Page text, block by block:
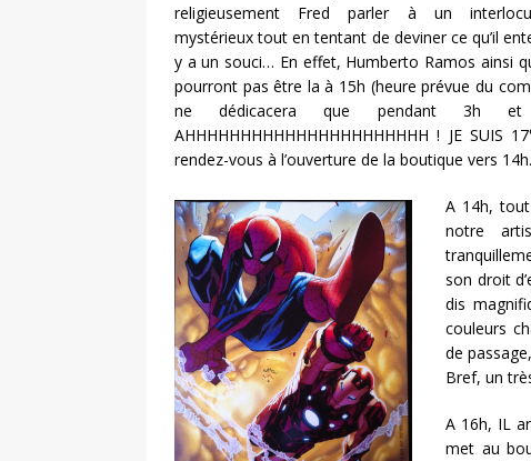
religieusement Fred parler à un
mystérieux tout en tentant de deviner ce qu’il
y a un souci… En effet, Humberto Ramos ainsi
pourront pas être la à 15h (heure prévue du
ne dédicacera que pendant 3h
AHHHHHHHHHHHHHHHHHHHHHH ! JE SUIS
rendez-vous à l’ouverture de la boutique vers
A 14h,
notre
son droit
dis
couleurs
de
Bref, un
A 16h, IL
met au